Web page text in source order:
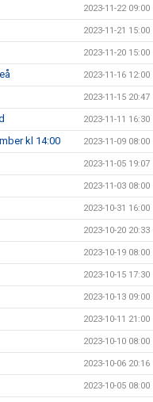
2023-11-22 09:00
2023-11-21 15:00
2023-11-20 15:00
2023-11-16 12:00
2023-11-15 20:47
2023-11-11 16:30
kl 14:00 2023-11-09 08:00
2023-11-05 19:07
2023-11-03 08:00
2023-10-31 16:00
2023-10-20 20:33
2023-10-19 08:00
2023-10-15 17:30
2023-10-13 09:00
2023-10-11 21:00
2023-10-10 08:00
2023-10-06 20:16
2023-10-05 08:00